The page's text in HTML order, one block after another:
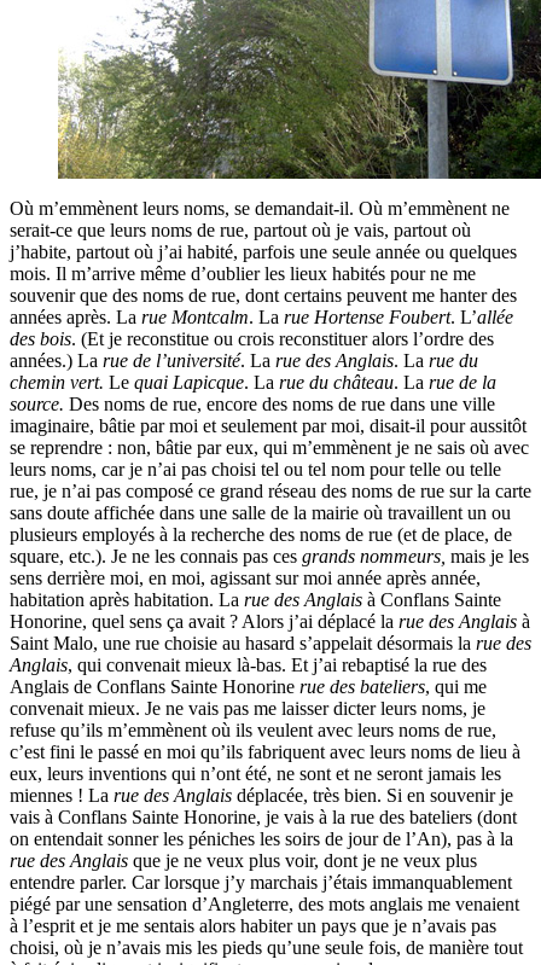
Où m’emmènent leurs noms, se demandait-il. Où m’emmènent ne
serait-ce que leurs noms de rue, partout où je vais, partout où
j’habite, partout où j’ai habité, parfois une seule année ou quelques
mois. Il m’arrive même d’oublier les lieux habités pour ne me
souvenir que des noms de rue, dont certains peuvent me hanter des
années après. La rue Montcalm. La rue Hortense Foubert. L’allée
des bois. (Et je reconstitue ou crois reconstituer alors l’ordre des
années.) La rue de l’université. La rue des Anglais. La rue du
chemin vert. Le quai Lapicque. La rue du château. La rue de la
source. Des noms de rue, encore des noms de rue dans une ville
imaginaire, bâtie par moi et seulement par moi, disait-il pour aussitôt
se reprendre : non, bâtie par eux, qui m’emmènent je ne sais où avec
leurs noms, car je n’ai pas choisi tel ou tel nom pour telle ou telle
rue, je n’ai pas composé ce grand réseau des noms de rue sur la carte
sans doute affichée dans une salle de la mairie où travaillent un ou
plusieurs employés à la recherche des noms de rue (et de place, de
square, etc.). Je ne les connais pas ces grands nommeurs, mais je les
sens derrière moi, en moi, agissant sur moi année après année,
habitation après habitation. La rue des Anglais à Conflans Sainte
Honorine, quel sens ça avait ? Alors j’ai déplacé la rue des Anglais à
Saint Malo, une rue choisie au hasard s’appelait désormais la rue des
Anglais, qui convenait mieux là-bas. Et j’ai rebaptisé la rue des
Anglais de Conflans Sainte Honorine rue des bateliers, qui me
convenait mieux. Je ne vais pas me laisser dicter leurs noms, je
refuse qu’ils m’emmènent où ils veulent avec leurs noms de rue,
c’est fini le passé en moi qu’ils fabriquent avec leurs noms de lieu à
eux, leurs inventions qui n’ont été, ne sont et ne seront jamais les
miennes ! La rue des Anglais déplacée, très bien. Si en souvenir je
vais à Conflans Sainte Honorine, je vais à la rue des bateliers (dont
on entendait sonner les péniches les soirs de jour de l’An), pas à la
rue des Anglais que je ne veux plus voir, dont je ne veux plus
entendre parler. Car lorsque j’y marchais j’étais immanquablement
piégé par une sensation d’Angleterre, des mots anglais me venaient
à l’esprit et je me sentais alors habiter un pays que je n’avais pas
choisi, où je n’avais mis les pieds qu’une seule fois, de manière tout